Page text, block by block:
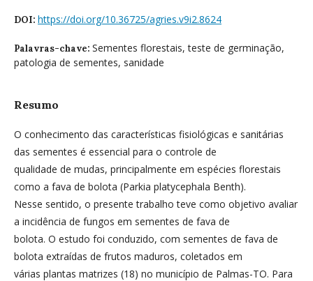
DOI: https://doi.org/10.36725/agries.v9i2.8624
Palavras-chave: Sementes florestais, teste de germinação,
patologia de sementes, sanidade
Resumo
O conhecimento das características fisiológicas e sanitárias
das sementes é essencial para o controle de
qualidade de mudas, principalmente em espécies florestais
como a fava de bolota (Parkia platycephala Benth).
Nesse sentido, o presente trabalho teve como objetivo avaliar
a incidência de fungos em sementes de fava de
bolota. O estudo foi conduzido, com sementes de fava de
bolota extraídas de frutos maduros, coletados em
várias plantas matrizes (18) no município de Palmas-TO. Para